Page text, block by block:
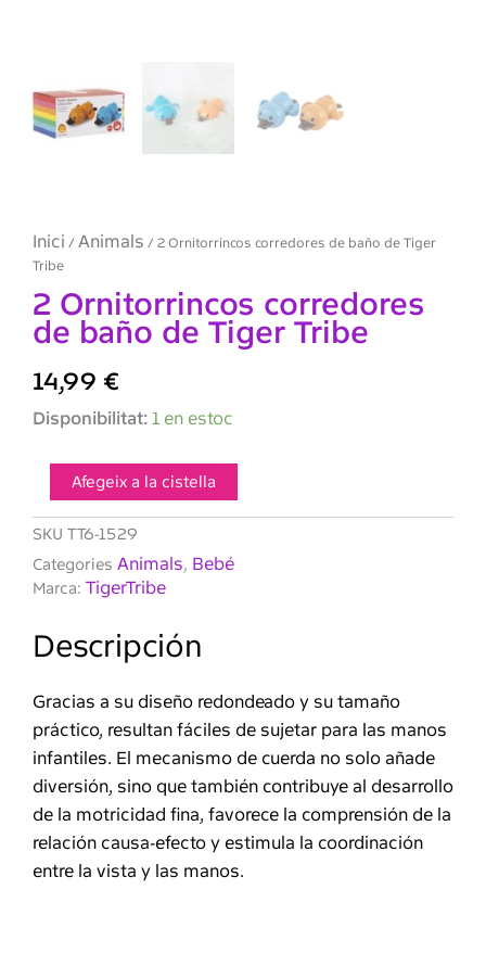
Inici / Animals / 2 Ornitorrincos corredores de baño de Tiger
Tribe
2 Ornitorrincos corredores
de baño de Tiger Tribe
14,99 €
Disponibilitat: 1 en estoc
quantitat
Ornitorrincos
corredores
de
baño
de
Tiger
Afegeix a la cistella
SKU TT6-1529
Categories Animals, Bebé
Marca: TigerTribe
Descripción
Gracias a su diseño redondeado y su tamaño
práctico, resultan fáciles de sujetar para las manos
infantiles. El mecanismo de cuerda no solo añade
diversión, sino que también contribuye al desarrollo
de la motricidad fina, favorece la comprensión de la
relación causa-efecto y estimula la coordinación
entre la vista y las manos.